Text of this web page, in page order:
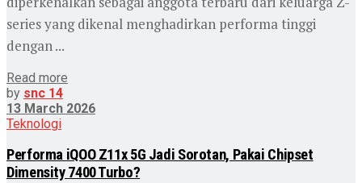
series yang dikenal menghadirkan performa tinggi
dengan ...
Read more
by snc 14
13 March 2026
Teknologi
Performa iQOO Z11x 5G Jadi Sorotan, Pakai Chipset
Dimensity 7400 Turbo?